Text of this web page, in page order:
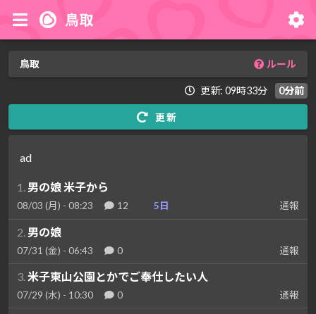
鳥取
鳥取 ルール
更新: 09時33分 0分前
更新
ad
1. 男の娘 米子から
08/03 (月) - 08:23 12 5日 通報
2. 男の娘
07/31 (金) - 06:43 0 通報
3. 米子東山公園とかでご奉仕したい人
07/29 (水) - 10:30 0 通報